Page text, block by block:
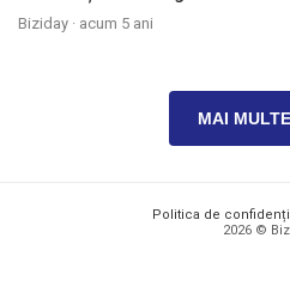
Biziday · acum 5 ani
MAI
Politica de
2026 ©